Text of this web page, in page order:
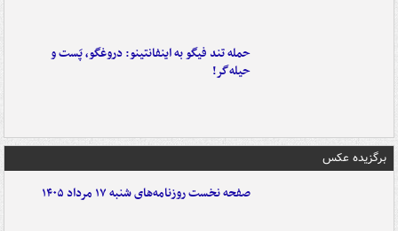
حمله تند فیگو به اینفانتینو: دروغگو، پَست‌ و
حیله‌گر!
برگزیده عکس
صفحه نخست روزنامه‌های شنبه ۱۷ مرداد ۱۴۰۵